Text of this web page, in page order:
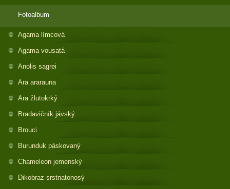
Fotoalbum
Agama límcová
Agama vousatá
Anolis sagrei
Ara ararauna
Ara žlutokrký
Bradavičník jávský
Brouci
Burunduk páskovaný
Chameleon jemenský
Dikobraz srstnatonosý